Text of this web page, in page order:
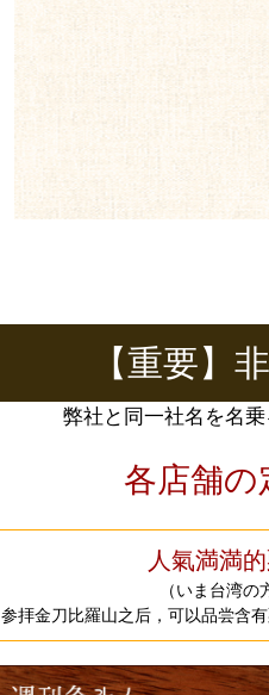
【重要】
弊社と同一社名を名
各店舗の
人氣満満
（いま台湾の
参拝金刀比羅山之后，可以品尝含